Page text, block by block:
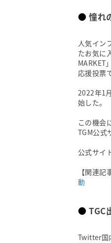
憧れ
人気イン
たお気に
MARKET
応援投票
2022年1
始した。
この機会
TGM公式
公式サイ
【関連記
動
TGC
Twitter国